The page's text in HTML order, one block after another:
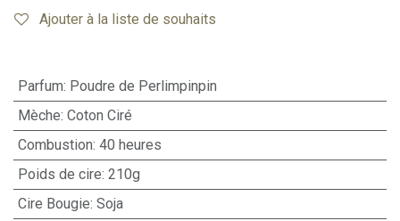
Ajouter à la liste de souhaits
Parfum: Poudre de Perlimpinpin
Mèche: Coton Ciré
Combustion: 40 heures
Poids de cire: 210g
Cire Bougie: Soja